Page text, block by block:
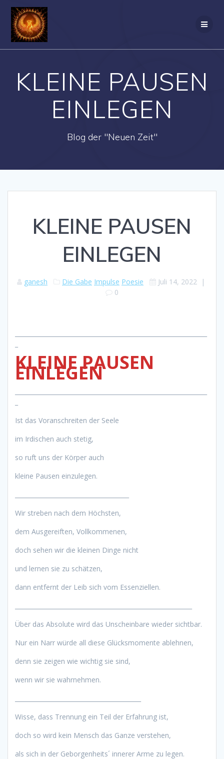
KLEINE PAUSEN
EINLEGEN
Blog der "Neuen Zeit"
KLEINE PAUSEN
EINLEGEN
ganesh Die Gabe Impulse Poesie Juli 14, 2022 |
0
KLEINE PAUSEN
EINLEGEN
Ist das Voranschreiten der Seele
im Irdischen auch stetig,
so ruft uns der Körper auch
kleine Pausen einzulegen.
Wir streben nach dem Höchsten,
dem Ausgereiften, Vollkommenen,
doch sehen wir die kleinen Dinge nicht
und lernen sie zu schätzen,
dann entfernt der Leib sich vom Essenziellen.
Über das Absolute wird das Unscheinbare wieder sichtbar.
Nur ein Narr würde all diese Glücksmomente ablehnen,
denn sie zeigen wie wichtig sie sind,
wenn wir sie wahrnehmen.
Wisse, dass Trennung ein Teil der Erfahrung ist,
doch so wird kein Mensch das Ganze verstehen,
als sich in der Geborgenheits´ innerer Arme zu legen.